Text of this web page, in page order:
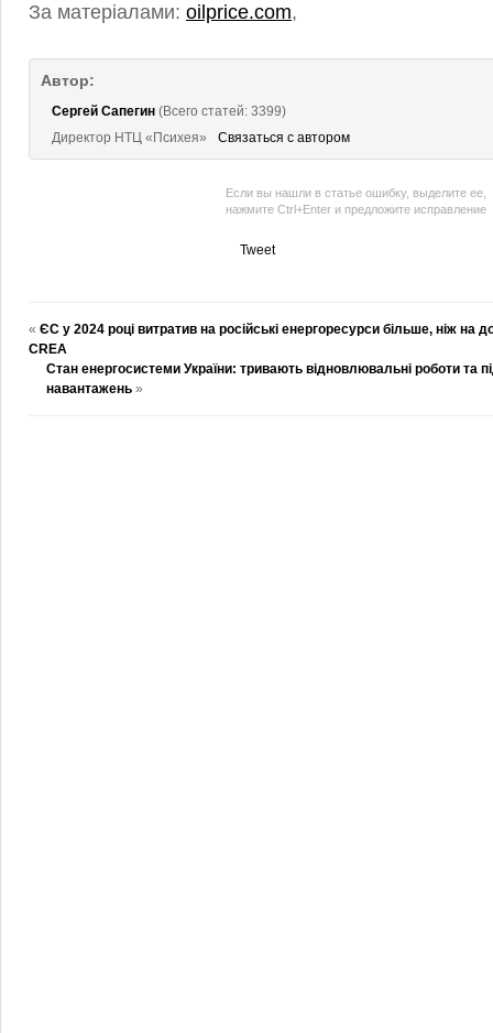
За матеріалами: oilprice.com,
Автор:
Сергей Сапегин (Всего статей: 3399)
Директор НТЦ «Психея»
Связаться с автором
Если вы нашли в статье ошибку, выделите ее,
нажмите Ctrl+Enter и предложите исправление
Tweet
« ЄС у 2024 році витратив на російські енергоресурси більше, ніж на
CREA
Стан енергосистеми України: тривають відновлювальні роботи та
навантажень »